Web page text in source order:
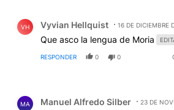
VH Vyvian Hellquist 16 DE DICIEMBRE
Que asco la lengua de Moria
RESPONDER 0 0
MA Manuel Alfredo Silber 23 DE